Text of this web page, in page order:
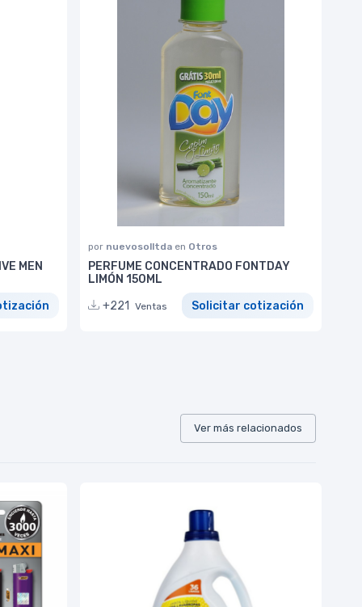
MEN
por nuevosolltda en Otros
PERFUME CONCENTRADO FONTDAY
LIMÓN 150ML
+221
Ventas Solicitar cotización
Ver más relacionados